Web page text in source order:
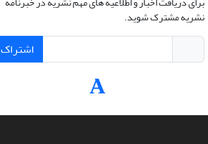
نشریه مشترک شوید.
اشتراک